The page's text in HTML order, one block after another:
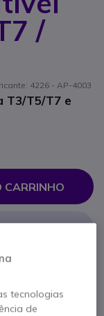
/
4226 - AP-4003
T3/T5/T7 e
CARRINHO
48 h
tecnologias
de